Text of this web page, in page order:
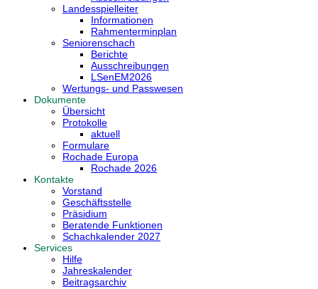
Landesspielleiter
Informationen
Rahmenterminplan
Seniorenschach
Berichte
Ausschreibungen
LSenEM2026
Wertungs- und Passwesen
Dokumente
Übersicht
Protokolle
aktuell
Formulare
Rochade Europa
Rochade 2026
Kontakte
Vorstand
Geschäftsstelle
Präsidium
Beratende Funktionen
Schachkalender 2027
Services
Hilfe
Jahreskalender
Beitragsarchiv